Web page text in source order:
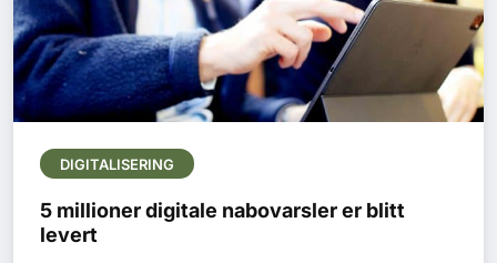
DIGITALISERING
5 millioner digitale nabovarsler er blitt
levert